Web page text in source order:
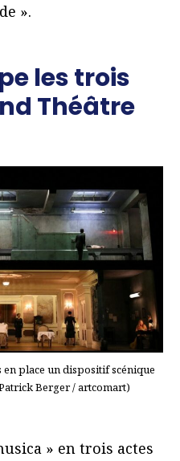
».
les trois
Théâtre
place un dispositif scénique
Berger / artcomart)
» en trois actes